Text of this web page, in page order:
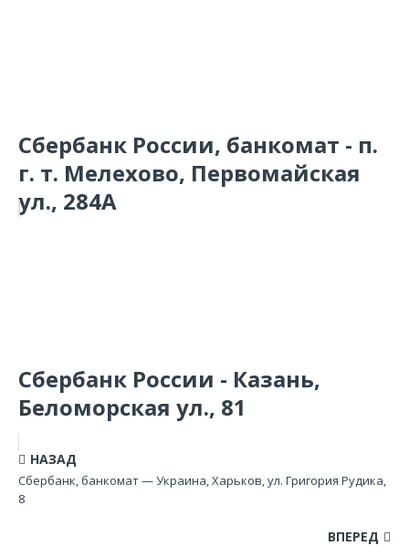
Сбербанк России, банкомат - п.
г. т. Мелехово, Первомайская
ул., 284А
Сбербанк России - Казань,
Беломорская ул., 81
НАЗАД
Сбербанк, банкомат — Украина, Харьков, ул. Григория Рудика,
8
ВПЕРЕД